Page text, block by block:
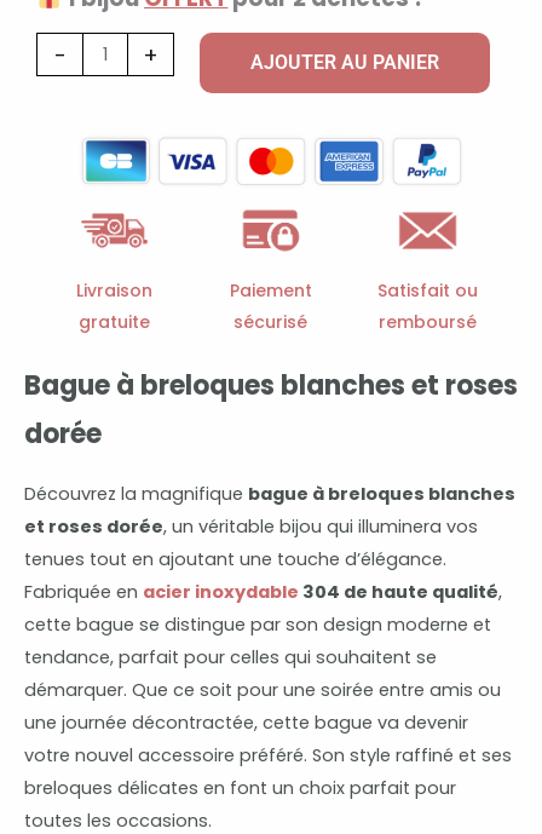
-
quantité
de
breloques
blanches
+ AJOUTER AU PANIER
Livraison
gratuite
Paiement
sécurisé
Satisfait ou
remboursé
Bague à breloques blanches et roses
dorée
Découvrez la magnifique bague à breloques blanches
et roses dorée, un véritable bijou qui illuminera vos
tenues tout en ajoutant une touche d’élégance.
Fabriquée en acier inoxydable 304 de haute qualité,
cette bague se distingue par son design moderne et
tendance, parfait pour celles qui souhaitent se
démarquer. Que ce soit pour une soirée entre amis ou
une journée décontractée, cette bague va devenir
votre nouvel accessoire préféré. Son style raffiné et ses
breloques délicates en font un choix parfait pour
toutes les occasions.